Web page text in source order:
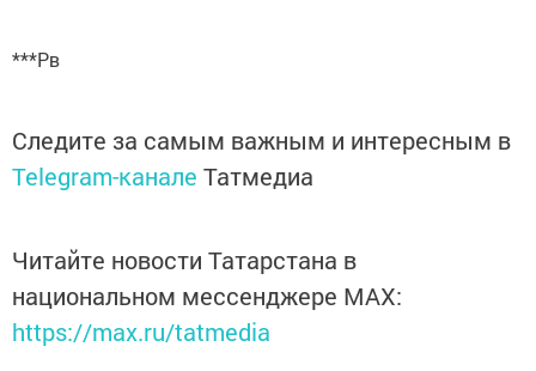
***Рв
Следите за самым важным и интересным в
Telegram-канале Татмедиа
Читайте новости Татарстана в
национальном мессенджере MАХ:
https://max.ru/tatmedia